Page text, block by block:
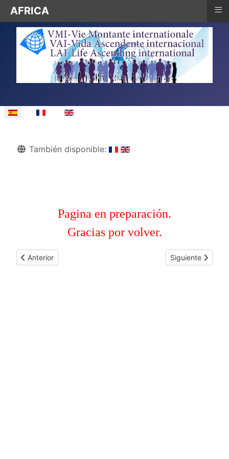
Seleccione su idioma
Detalles
También disponible:
Pagina en preparación.
Gracias por volver.
Artículo anterior: COORDINACIÓN AMERICA DEL NORTE
Anterior Artículo
Siguiente
AFRICA ≡